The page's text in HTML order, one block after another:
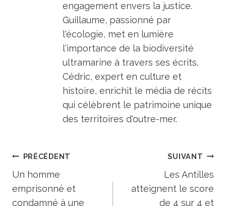
engagement envers la justice.
Guillaume, passionné par
l'écologie, met en lumière
l'importance de la biodiversité
ultramarine à travers ses écrits.
Cédric, expert en culture et
histoire, enrichit le média de récits
qui célèbrent le patrimoine unique
des territoires d'outre-mer.
Navigation
de
l’article
PRÉCÉDENT
Un homme
emprisonné et
condamné à une
SUIVANT
Les Antilles
atteignent le score
de 4 sur 4 et